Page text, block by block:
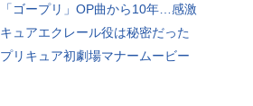
「ゴープリ」OP曲から10年…感激
キュアエクレール役は秘密だった
プリキュア初劇場マナームービー